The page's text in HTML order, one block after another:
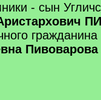
- сын
гражданина
Пивоварова